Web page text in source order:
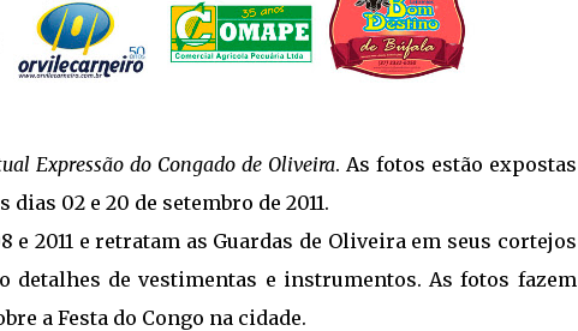
Expressão do Congado de Oliveira. As fotos estão expostas
02 e 20 de setembro de 2011.
2011 e retratam as Guardas de Oliveira em seus cortejos
detalhes de vestimentas e instrumentos. As fotos fazem
a Festa do Congo na cidade.